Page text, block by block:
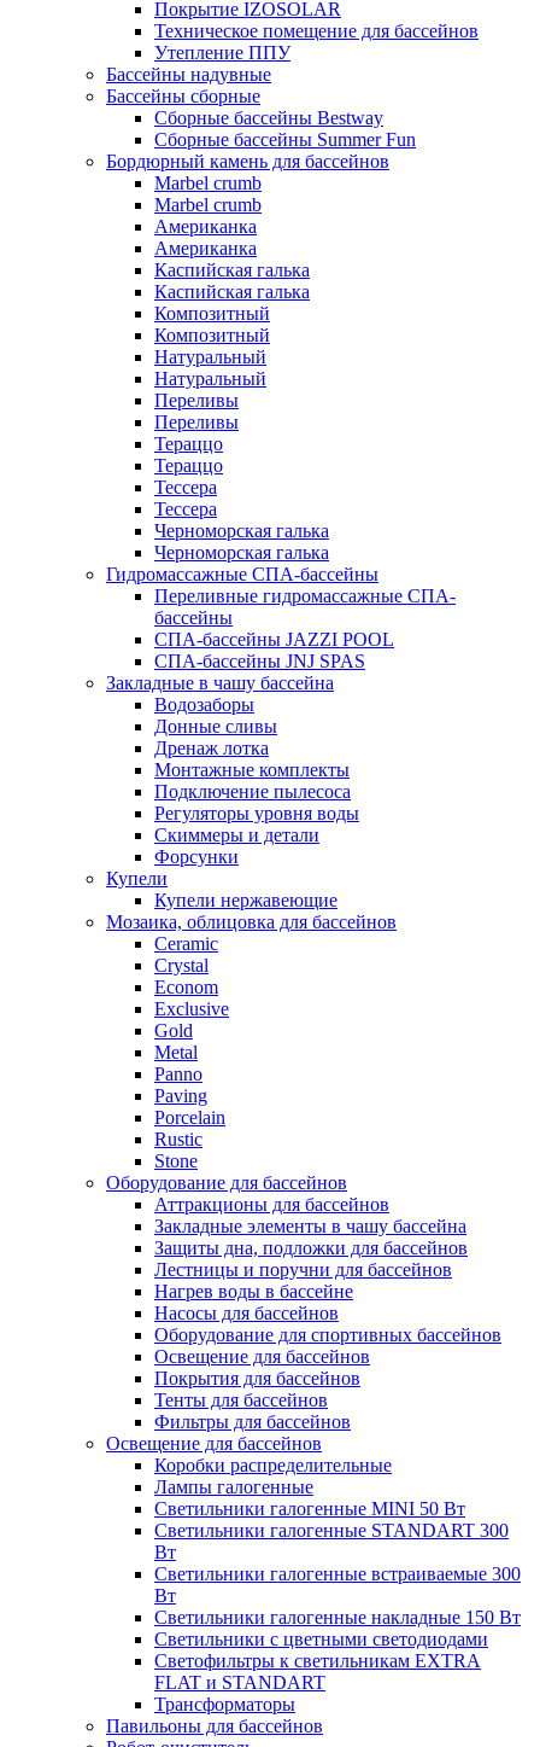
Покрытие IZOSOLAR
Техническое помещение для бассейнов
Утепление ППУ
Бассейны надувные
Бассейны сборные
Сборные бассейны Bestway
Сборные бассейны Summer Fun
Бордюрный камень для бассейнов
Marbel crumb
Marbel crumb
Американка
Американка
Каспийская галька
Каспийская галька
Композитный
Композитный
Натуральный
Натуральный
Переливы
Переливы
Тераццо
Тераццо
Тессера
Тессера
Черноморская галька
Черноморская галька
Гидромассажные СПА-бассейны
Переливные гидромассажные СПА-
бассейны
СПА-бассейны JAZZI POOL
СПА-бассейны JNJ SPAS
Закладные в чашу бассейна
Водозаборы
Донные сливы
Дренаж лотка
Монтажные комплекты
Подключение пылесоса
Регуляторы уровня воды
Скиммеры и детали
Форсунки
Купели
Купели нержавеющие
Мозаика, облицовка для бассейнов
Ceramic
Crystal
Econom
Exclusive
Gold
Metal
Panno
Paving
Porcelain
Rustic
Stone
Оборудование для бассейнов
Аттракционы для бассейнов
Закладные элементы в чашу бассейна
Защиты дна, подложки для бассейнов
Лестницы и поручни для бассейнов
Нагрев воды в бассейне
Насосы для бассейнов
Оборудование для спортивных бассейнов
Освещение для бассейнов
Покрытия для бассейнов
Тенты для бассейнов
Фильтры для бассейнов
Освещение для бассейнов
Коробки распределительные
Лампы галогенные
Светильники галогенные MINI 50 Вт
Светильники галогенные STANDART 300
Вт
Светильники галогенные встраиваемые 300
Вт
Светильники галогенные накладные 150 Вт
Светильники с цветными светодиодами
Светофильтры к светильникам EXTRA
FLAT и STANDART
Трансформаторы
Павильоны для бассейнов